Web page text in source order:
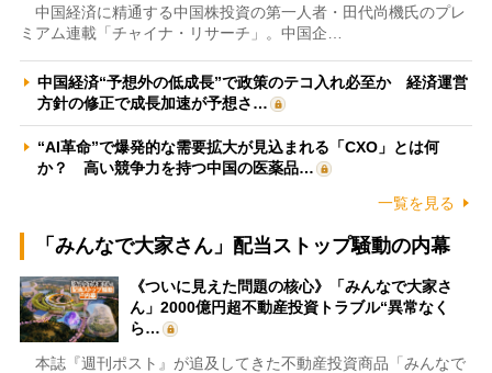
中国経済に精通する中国株投資の第一人者・田代尚機氏のプレ
ミアム連載「チャイナ・リサーチ」。中国企…
中国経済“予想外の低成長”で政策のテコ入れ必至か 経済運営
方針の修正で成長加速が予想さ…
“AI革命”で爆発的な需要拡大が見込まれる「CXO」とは何
か？ 高い競争力を持つ中国の医薬品…
一覧を見る
「みんなで大家さん」配当ストップ騒動の内幕
《ついに見えた問題の核心》「みんなで大家さ
ん」2000億円超不動産投資トラブル“異常なく
ら…
本誌『週刊ポスト』が追及してきた不動産投資商品「みんなで